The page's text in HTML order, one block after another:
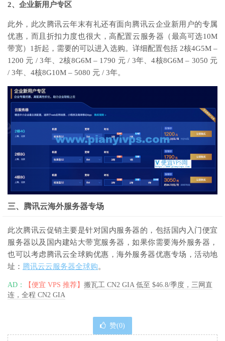
2、企业新用户专区
此外，此次腾讯云年末有礼还有面向腾讯云企业新用户的专属
优惠，而且折扣力度也很大，高配置云服务器（最高可选10M
带宽）1折起，需要的可以进入选购。详细配置包括 2核4G5M –
1200 元 / 3年、2核8G6M – 1790 元 / 3年、4核8G6M – 3050 元
/ 3年、4核8G10M – 5080 元 / 3年。
三、腾讯云海外服务器专场
此次腾讯云促销主要是针对国内服务器的，包括国内入门便宜
服务器以及国内建站大带宽服务器，如果你需要海外服务器，
也可以考虑腾讯云全球购优惠，海外服务器优惠专场，活动地
址： 腾讯云云服务器全球购。
AD： 【便宜 VPS 推荐】 搬瓦工 CN2 GIA 低至 $46.8/季度，三网直
连，全程 CN2 GIA
赞(0)